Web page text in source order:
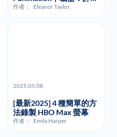
與比較
作者： Eleanor Taylor
2025.05.08
[最新2025] 4 種簡單的方
法錄製 HBO Max 螢幕
作者： Emily Harper